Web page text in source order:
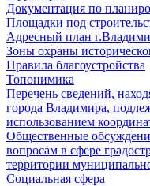
Документация по
Площадки под
Адресный план
Зоны охраны
Правила благоустройства
Топонимика
Перечень сведений,
города Владимира,
использованием
Общественные
вопросам в сфере
территории
Социальная сфера